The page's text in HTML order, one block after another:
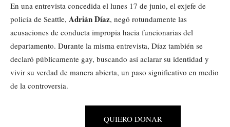
En una entrevista concedida el lunes 17 de junio, el exjefe de
policía de Seattle, Adrián Díaz, negó rotundamente las
acusaciones de conducta impropia hacia funcionarias del
departamento. Durante la misma entrevista, Díaz también se
declaró públicamente gay, buscando así aclarar su identidad y
vivir su verdad de manera abierta, un paso significativo en medio
de la controversia.
QUIERO DONAR